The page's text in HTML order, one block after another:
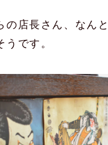
の店長さん、なん
うです。